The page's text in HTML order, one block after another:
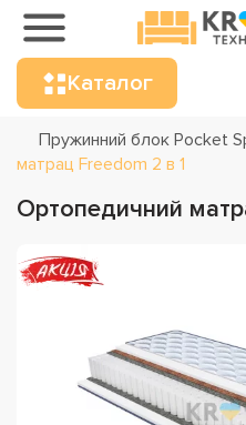
Каталог
Пружинний блок Pocket
матрац Freedom 2 в 1
Ортопедичний